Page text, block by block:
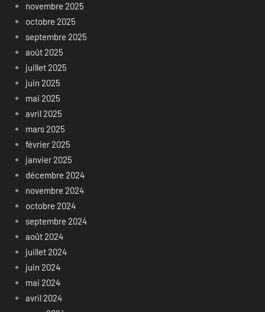
novembre 2025
octobre 2025
septembre 2025
août 2025
juillet 2025
juin 2025
mai 2025
avril 2025
mars 2025
février 2025
janvier 2025
décembre 2024
novembre 2024
octobre 2024
septembre 2024
août 2024
juillet 2024
juin 2024
mai 2024
avril 2024